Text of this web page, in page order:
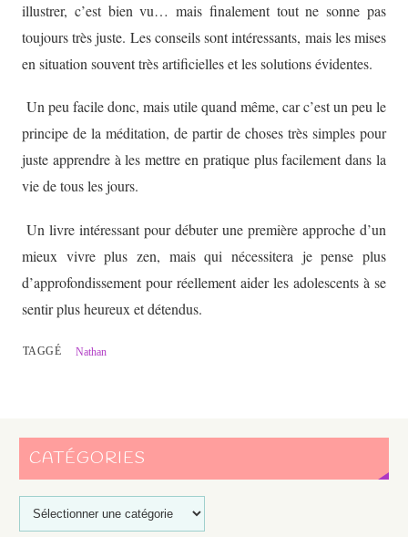
illustrer, c’est bien vu… mais finalement tout ne sonne pas
toujours très juste. Les conseils sont intéressants, mais les mises
en situation souvent très artificielles et les solutions évidentes.
Un peu facile donc, mais utile quand même, car c’est un peu le
principe de la méditation, de partir de choses très simples pour
juste apprendre à les mettre en pratique plus facilement dans la
vie de tous les jours.
Un livre intéressant pour débuter une première approche d’un
mieux vivre plus zen, mais qui nécessitera je pense plus
d’approfondissement pour réellement aider les adolescents à se
sentir plus heureux et détendus.
TAGGÉ Nathan
CATÉGORIES